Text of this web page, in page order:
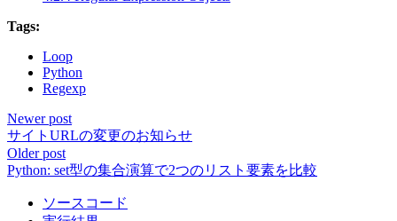
Tags:
Loop
Python
Regexp
Newer post
サイトURLの変更のお知らせ
Older post
Python: set型の集合演算で2つのリスト要素を比較
ソースコード